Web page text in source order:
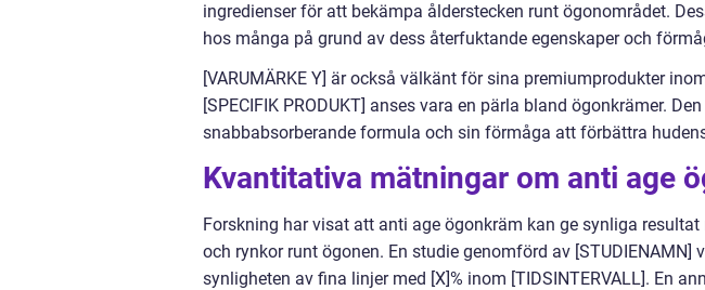
ingredienser för att bekämpa ålderstecken runt ögonområdet.
hos många på grund av dess återfuktande egenskaper och
[VARUMÄRKE Y] är också välkänt för sina premiumprodukter
[SPECIFIK PRODUKT] anses vara en pärla bland ögonkrämer.
snabbabsorberande formula och sin förmåga att förbättra
Kvantitativa mätningar om anti age
Forskning har visat att anti age ögonkräm kan ge synliga
och rynkor runt ögonen. En studie genomförd av [STUDIENAMN]
synligheten av fina linjer med [X]% inom [TIDSINTERVALL]. En